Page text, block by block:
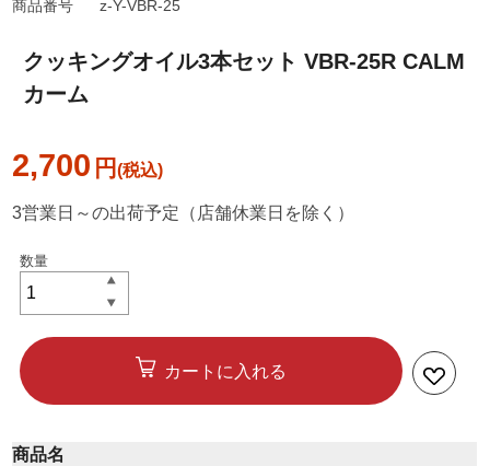
クッキングオイル3本セット VBR-25R CALM
カーム
2,700 円
商品番号 z-Y-VBR-25
3営業日～の出荷予定（店舗休業日を除く）
カートに入れる
商品名